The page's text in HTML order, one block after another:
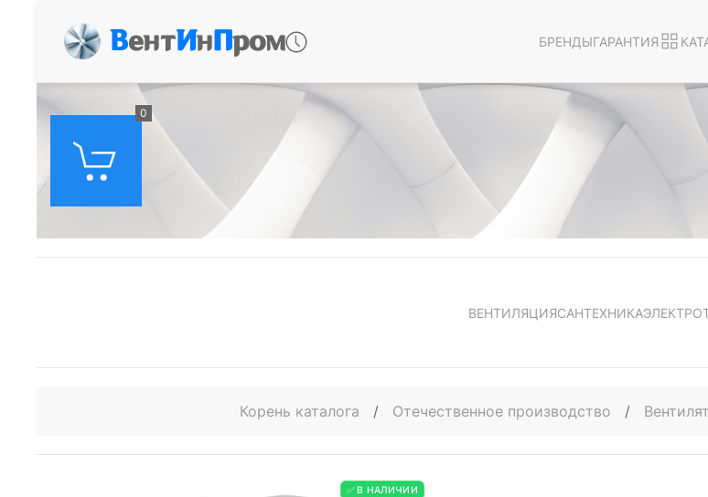
ВентИнПром БРЕНДЫГАРАНТИЯ
0
ВЕНТИЛЯЦИЯСАНТЕХНИКА
Корень каталога / Отечественное производство /
✅ В НАЛИЧИИ